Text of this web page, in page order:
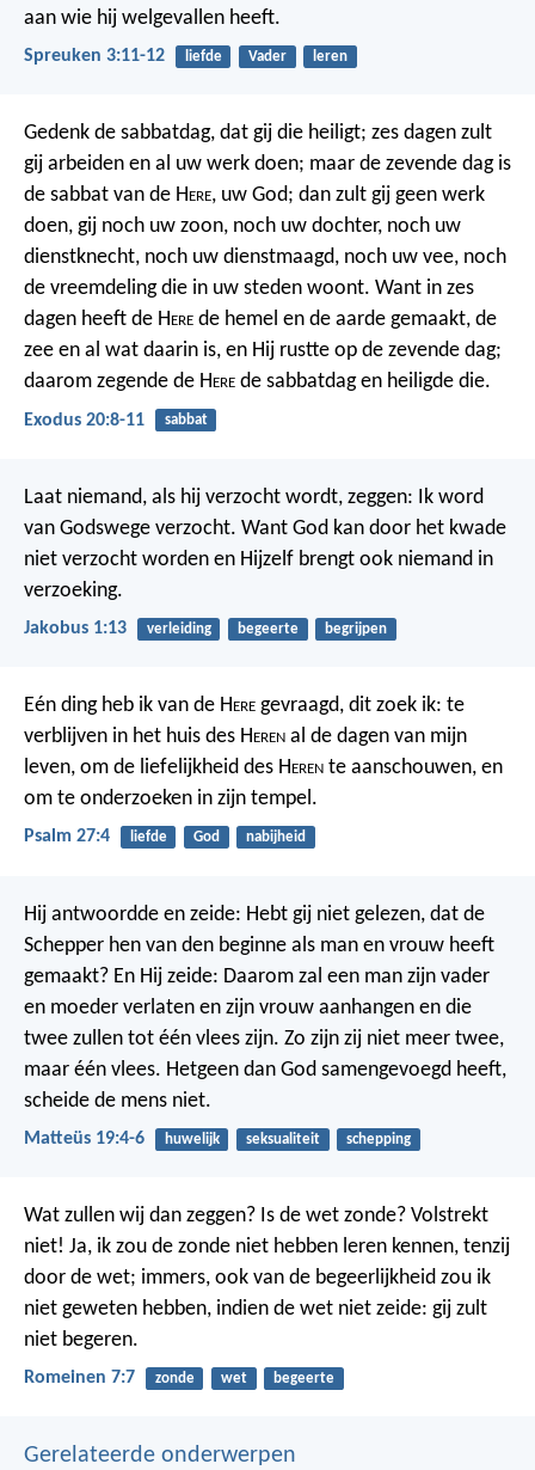
aan wie hij welgevallen heeft.
Spreuken 3:11-12 liefde Vader leren
Gedenk de sabbatdag, dat gij die heiligt; zes dagen zult
gij arbeiden en al uw werk doen; maar de zevende dag is
de sabbat van de Here, uw God; dan zult gij geen werk
doen, gij noch uw zoon, noch uw dochter, noch uw
dienstknecht, noch uw dienstmaagd, noch uw vee, noch
de vreemdeling die in uw steden woont. Want in zes
dagen heeft de Here de hemel en de aarde gemaakt, de
zee en al wat daarin is, en Hij rustte op de zevende dag;
daarom zegende de Here de sabbatdag en heiligde die.
Exodus 20:8-11 sabbat
Laat niemand, als hij verzocht wordt, zeggen: Ik word
van Godswege verzocht. Want God kan door het kwade
niet verzocht worden en Hijzelf brengt ook niemand in
verzoeking.
Jakobus 1:13 verleiding begeerte begrijpen
Eén ding heb ik van de Here gevraagd, dit zoek ik: te
verblijven in het huis des Heren al de dagen van mijn
leven, om de liefelijkheid des Heren te aanschouwen, en
om te onderzoeken in zijn tempel.
Psalm 27:4 liefde God nabijheid
Hij antwoordde en zeide: Hebt gij niet gelezen, dat de
Schepper hen van den beginne als man en vrouw heeft
gemaakt? En Hij zeide: Daarom zal een man zijn vader
en moeder verlaten en zijn vrouw aanhangen en die
twee zullen tot één vlees zijn. Zo zijn zij niet meer twee,
maar één vlees. Hetgeen dan God samengevoegd heeft,
scheide de mens niet.
Matteüs 19:4-6 huwelijk seksualiteit schepping
Wat zullen wij dan zeggen? Is de wet zonde? Volstrekt
niet! Ja, ik zou de zonde niet hebben leren kennen, tenzij
door de wet; immers, ook van de begeerlijkheid zou ik
niet geweten hebben, indien de wet niet zeide: gij zult
niet begeren.
Romeinen 7:7 zonde wet begeerte
Gerelateerde onderwerpen